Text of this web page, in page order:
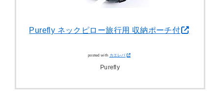
Purefly ネックピロー旅行用 収納ポーチ付
posted with カエレバ
Purefly